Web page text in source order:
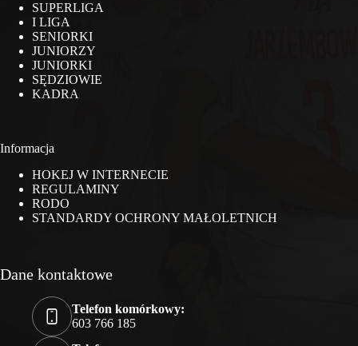
SUPERLIGA
I LIGA
SENIORKI
JUNIORZY
JUNIORKI
SĘDZIOWIE
KADRA
Informacja
HOKEJ W INTERNECIE
REGULAMINY
RODO
STANDARDY OCHRONY MAŁOLETNICH
Dane kontaktowe
Telefon komórkowy:
603 766 185